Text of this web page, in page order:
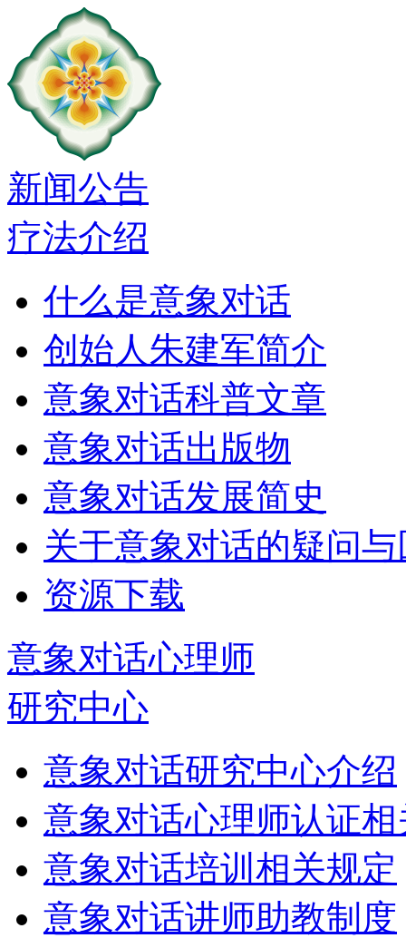
新闻公告
疗法介绍
什么是意象对话
创始人朱建军简介
意象对话科普文章
意象对话出版物
意象对话发展简史
关于意象对话的疑问
资源下载
意象对话心理师
研究中心
意象对话研究中心介绍
意象对话心理师认证
意象对话培训相关规定
意象对话讲师助教制度